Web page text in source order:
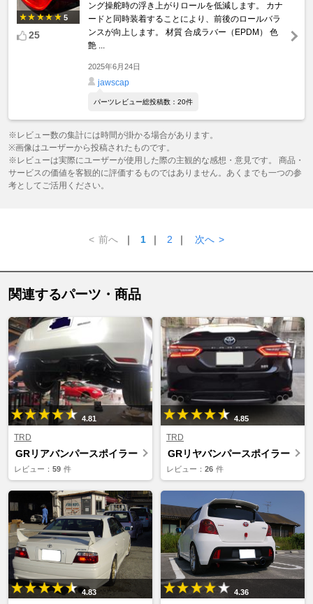
5
25
ング操舵時の浮き上がりロールを低減します。 カナ
ードと同時装着することにより、前後のロールバラ
ンスが向上します。 材質 合成ラバー（EPDM） 色
艶 ...
2025年6月24日
jawscap
パーツレビュー総投稿数：20件
※レビュー数の集計には時間が掛かる場合があります。
※画像はユーザーから投稿されたものです。
※レビューは実際にユーザーが使用した際の主観的な感想・意見です。 商品・
サービスの価値を客観的に評価するものではありません。あくまでも一つの参
考としてご活用ください。
< 前へ ｜ 1 ｜ 2 ｜ 次へ >
関連するパーツ・商品
4.81
TRD
GRリアバンパースポイラー
レビュー： 59 件
4.85
TRD
GRリヤバンパースポイラー
レビュー： 26 件
4.83 4.36